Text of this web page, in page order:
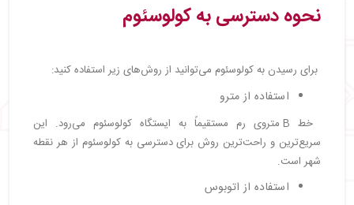
نحوه دسترسی به کولوسئوم
برای رسیدن به کولوسئوم می‌توانید از روش‌های زیر استفاده کنید:
استفاده از مترو
خط B متروی رم مستقیماً به ایستگاه کولوسئوم می‌رود. این
سریع‌ترین و راحت‌ترین روش برای دسترسی به کولوسئوم از هر نقطه
شهر است.
استفاده از اتوبوس